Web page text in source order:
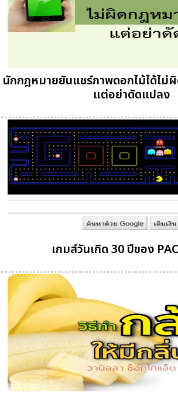
นักกฎหมายยันแชร์ภาพดอกไม้ได้ไม่
แต่อย่าดัดแปลง
เกมส์วันเกิด 30 ปีของ